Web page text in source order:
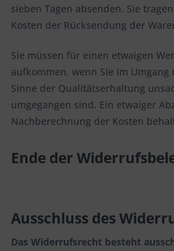
sieben Tagen absenden. Sie
Kosten der Rücksendung der
Sie müssen für einen etwaigen
aufkommen, wenn Sie im
Sinne der Qualitätserhaltung
umgegangen sind. Ein etwaiger
Nachberechnung der Kosten
Ende der
Ausschluss des
Das Widerrufsrecht besteht